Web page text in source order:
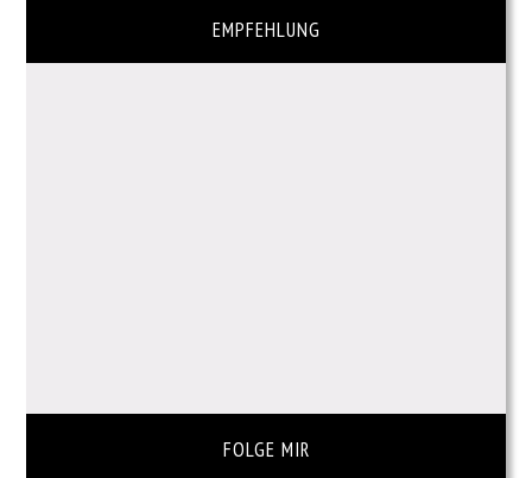
EMPFEHLUNG
FOLGE MIR